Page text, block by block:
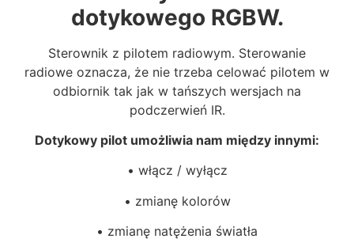
dotykowego RGBW.
Sterownik z pilotem radiowym. Sterowanie
radiowe oznacza, że nie trzeba celować pilotem w
odbiornik tak jak w tańszych wersjach na
podczerwień IR.
Dotykowy pilot umożliwia nam między innymi:
• włącz / wyłącz
• zmianę kolorów
• zmianę natężenia światła